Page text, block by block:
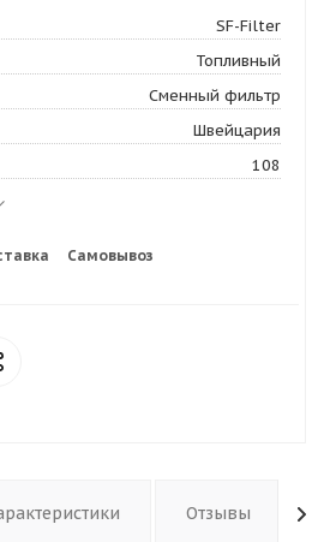
SF-Filter
Топливный
Сменный фильтр
Швейцария
108
Самовывоз
Отзывы